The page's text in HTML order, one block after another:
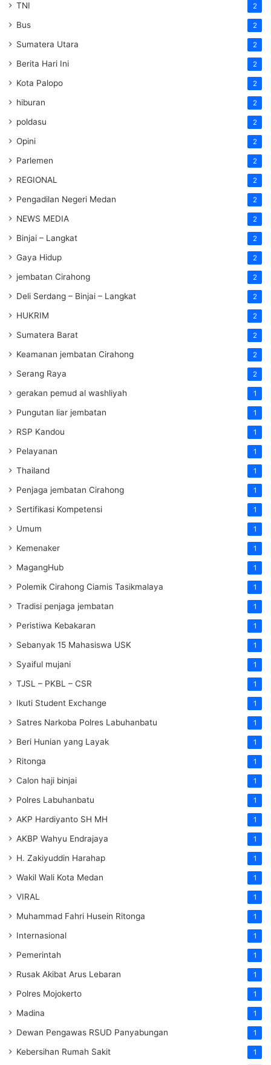
TNI 2
Bus 2
Sumatera Utara 2
Berita Hari Ini 2
Kota Palopo 2
hiburan 2
poldasu 2
Opini 2
Parlemen 2
REGIONAL 2
Pengadilan Negeri Medan 2
NEWS MEDIA 2
Binjai – Langkat 2
Gaya Hidup 2
jembatan Cirahong 2
Deli Serdang – Binjai – Langkat 2
HUKRIM 2
Sumatera Barat 2
Keamanan jembatan Cirahong 2
Serang Raya 2
gerakan pemud al washliyah 1
Pungutan liar jembatan 1
RSP Kandou 1
Pelayanan 1
Thailand 1
Penjaga jembatan Cirahong 1
Sertifikasi Kompetensi 1
Umum 1
Kemenaker 1
MagangHub 1
Polemik Cirahong Ciamis Tasikmalaya 1
Tradisi penjaga jembatan 1
Peristiwa Kebakaran 1
Sebanyak 15 Mahasiswa USK 1
Syaiful mujani 1
TJSL – PKBL – CSR 1
Ikuti Student Exchange 1
Satres Narkoba Polres Labuhanbatu 1
Beri Hunian yang Layak 1
Ritonga 1
Calon haji binjai 1
Polres Labuhanbatu 1
AKP Hardiyanto SH MH 1
AKBP Wahyu Endrajaya 1
H. Zakiyuddin Harahap 1
Wakil Wali Kota Medan 1
VIRAL 1
Muhammad Fahri Husein Ritonga 1
Internasional 1
Pemerintah 1
Rusak Akibat Arus Lebaran 1
Polres Mojokerto 1
Madina 1
Dewan Pengawas RSUD Panyabungan 1
Kebersihan Rumah Sakit 1